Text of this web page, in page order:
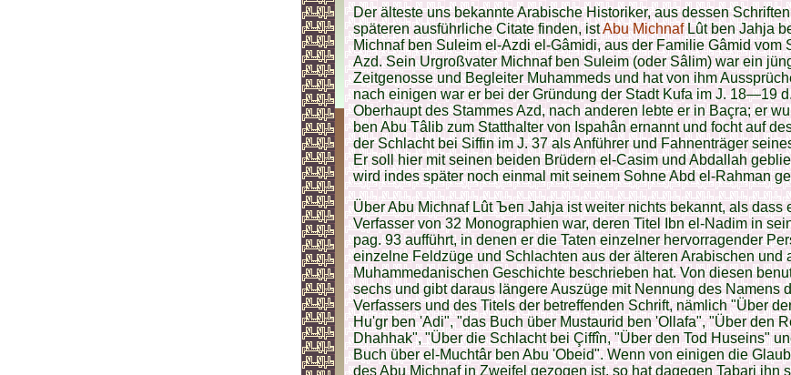
Der älteste uns bekannte Arabische Historiker, aus dessen
späteren ausführliche Citate finden, istAbu MichnafLût ben Jahja
Michnaf ben Suleim el-Azdi el-Gâmidi, aus der Familie Gâmid vom
Azd. Sein Urgroßvater Michnaf ben Suleim (oder Sâlim) war ein
Zeitgenosse und Begleiter Muhammeds und hat von ihm
nach einigen war er bei der Gründung der Stadt Kufa im J. 18—19
Oberhaupt des Stammes Azd, nach anderen lebte er in Baçra; er
ben Abu Tâlib zum Statthalter von Ispahân ernannt und focht auf
der Schlacht bei Siffin im J. 37 als Anführer und Fahnenträger
Er soll hier mit seinen beiden Brüdern el-Casim und Abdallah
wird indes später noch einmal mit seinem Sohne Abd el-Rahman
Über Abu Michnaf Lût Ъеп Jahja ist weiter nichts bekannt, als dass
Verfasser von 32 Monographien war, deren Titel Ibn el-Nadim in
pag. 93 aufführt, in denen er die Taten einzelner hervorragender
einzelne Feldzüge und Schlachten aus der älteren Arabischen und
Muhammedanischen Geschichte beschrieben hat. Von diesen
sechs und gibt daraus längere Auszüge mit Nennung des Namens
Verfassers und des Titels der betreffenden Schrift, nämlich "Über
Hu'gr ben 'Adi", "das Buch über Mustaurid ben 'Ollafa", "Über den
Dhahhak", "Über die Schlacht bei Çiffîn, "Über den Tod Huseins"
Buch über el-Muchtâr ben Abu 'Obeid". Wenn von einigen die
des Abu Michnaf in Zweifel gezogen ist, so hat dagegen Tabari ihn